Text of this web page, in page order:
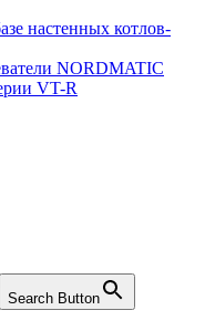
настенных котлов-
NORDMATIC
VT-R
Search Button